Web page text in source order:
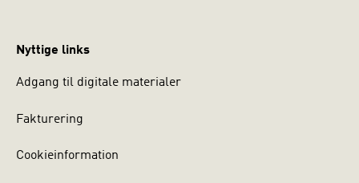
Nyttige links
Adgang til digitale materialer
Fakturering
Cookieinformation